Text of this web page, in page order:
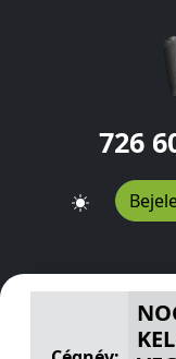
726
NOGRÁD M